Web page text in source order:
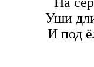
Уши
И под